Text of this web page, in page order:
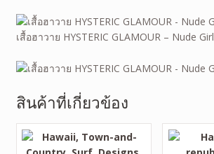
เสื้อฮาวาย HYSTERIC GLAMOUR – Nude Girl
สินค้าที่เกี่ยวข้อง